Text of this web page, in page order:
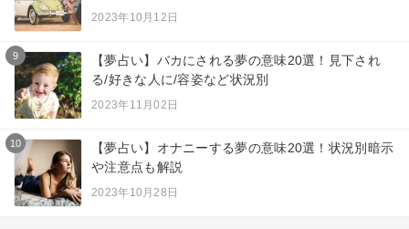
2023年10月12日
9
【夢占い】バカにされる夢の意味20選！見下され
る/好きな人に/容姿など状況別
2023年11月02日
10
【夢占い】オナニーする夢の意味20選！状況別暗示
や注意点も解説
2023年10月28日